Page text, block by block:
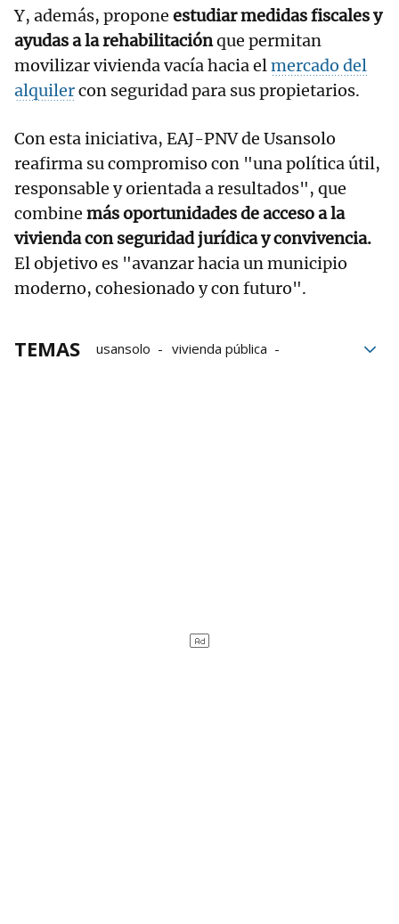
Y, además, propone estudiar medidas fiscales y
ayudas a la rehabilitaciónque permitan
movilizar vivienda vacía hacia elmercado del
alquilercon seguridad para sus propietarios.
Con esta iniciativa, EAJ-PNV de Usansolo
reafirma su compromiso con "una política útil,
responsable y orientada a resultados", que
combine más oportunidades de acceso a la
vivienda con seguridad jurídica y convivencia.
El objetivo es "avanzar hacia un municipio
moderno, cohesionado y con futuro".
TEMAS usansolo
vivienda pública